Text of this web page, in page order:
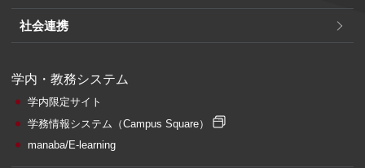
社会連携
学内・教務システム
学内限定サイト
学務情報システム （Campus Square）
manaba/E-learning